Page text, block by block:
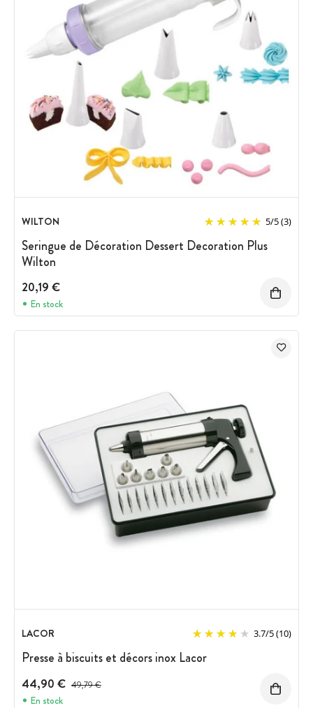
WILTON 5/5(3)
Seringue de Décoration Dessert Decoration Plus
Wilton
20,19 €
En stock
LACOR 3.7/5(10)
Presse à biscuits et décors inox Lacor
44,90 € Prix avant réduction :
49,79 €
En stock